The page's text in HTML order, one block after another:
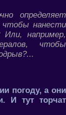
определяет
нанести
Или, например,
чтобы
погоду, а они
И тут торчат